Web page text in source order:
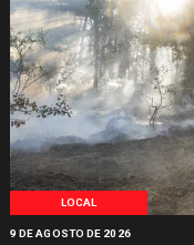
LOCAL
9 DE AGOSTO DE 2026